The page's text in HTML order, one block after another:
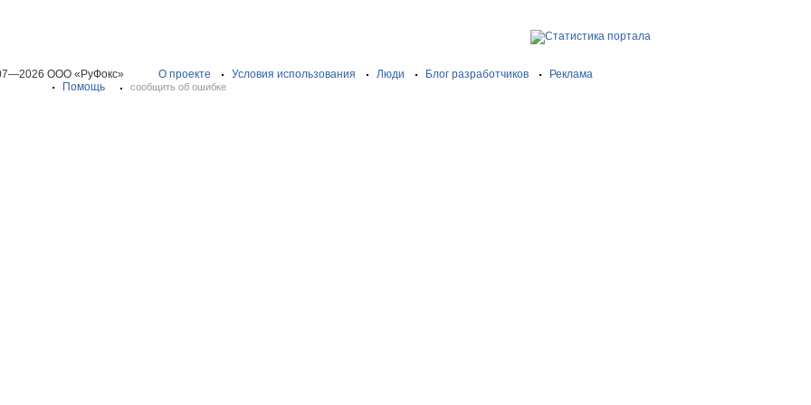
ООО «РуФокс» О проекте Условия использования Люди Блог разработчиков
Реклама
Помощь
сообщить об ошибке